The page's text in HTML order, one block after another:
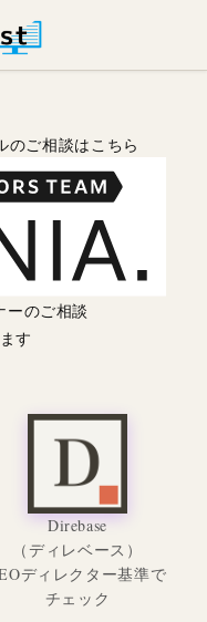
のご相談はこちら
ーのご相談
す
Direbase
（ディレベース）
ディレクター基準で
チェック